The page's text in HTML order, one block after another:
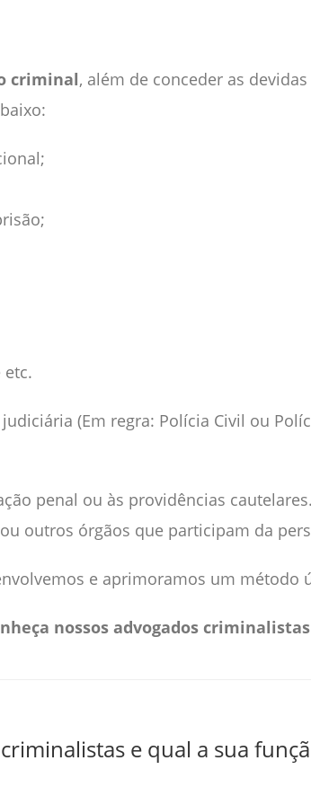
criminal, além de conceder as
etc.
(Em regra: Polícia Civil ou
penal ou às providências
outros órgãos que participam da
e aprimoramos um método
nossos advogados
e qual a sua